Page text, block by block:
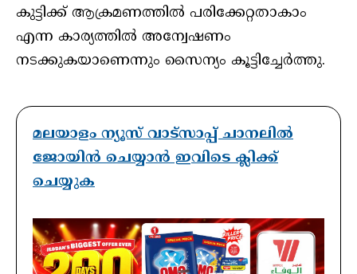
കുട്ടിക്ക് ആക്രമണത്തിൽ പരിക്കേറ്റതാകാം
എന്ന കാര്യത്തിൽ അന്വേഷണം
നടക്കുകയാണെന്നും സൈന്യം കൂട്ടിച്ചേർത്തു.
മലയാളം ന്യൂസ് വാട്സാപ്പ് ചാനലിൽ
ജോയിൻ ചെയ്യാൻ ഇവിടെ ക്ലിക്ക്
ചെയ്യുക